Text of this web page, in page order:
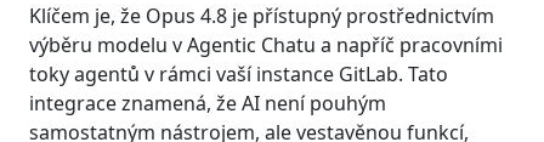
Klíčem je, že Opus 4.8 je přístupný prostřednictvím
výběru modelu v Agentic Chatu a napříč pracovními
toky agentů v rámci vaší instance GitLab. Tato
integrace znamená, že AI není pouhým
samostatným nástrojem, ale vestavěnou funkcí,